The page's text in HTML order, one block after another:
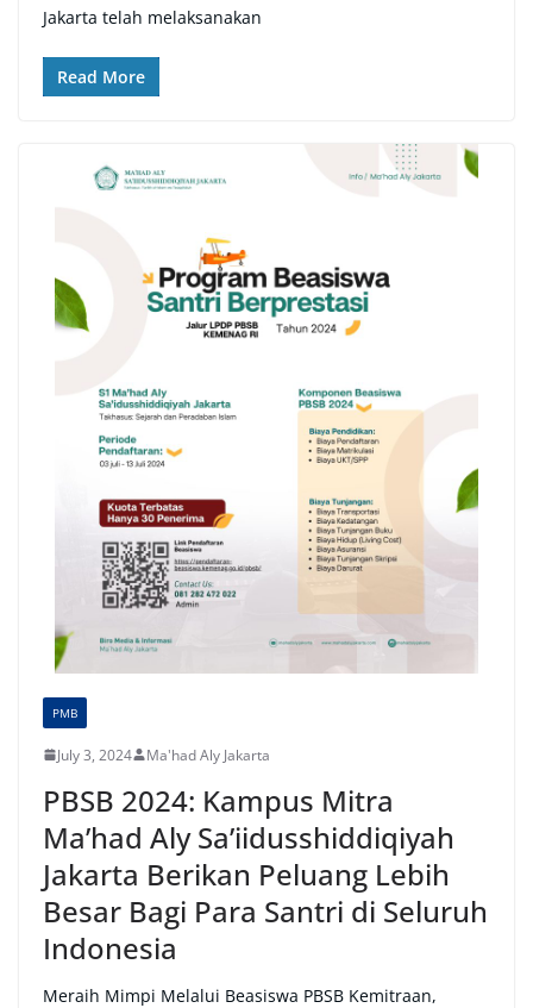
Jakarta telah melaksanakan
Read More
PMB
July 3, 2024 Ma'had Aly Jakarta
PBSB 2024: Kampus Mitra
Ma’had Aly Sa’iidusshiddiqiyah
Jakarta Berikan Peluang Lebih
Besar Bagi Para Santri di Seluruh
Indonesia
Meraih Mimpi Melalui Beasiswa PBSB Kemitraan,